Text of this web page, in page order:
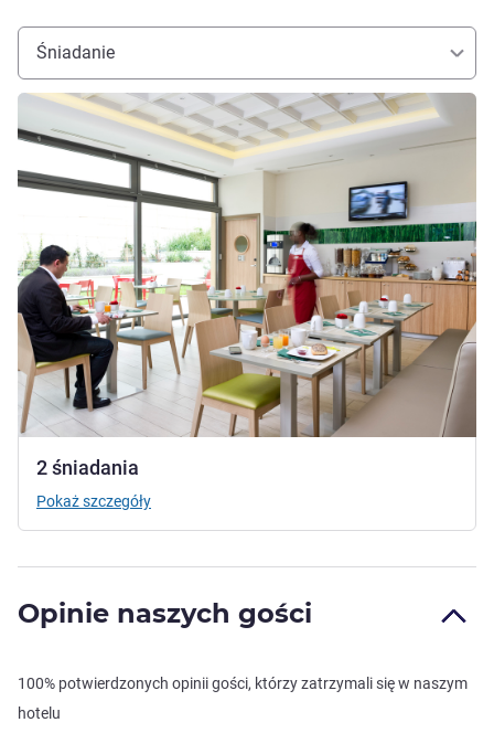
Śniadanie
2 śniadania
Pokaż szczegóły
Pokaż szczegóły
Opinie naszych gości
100% potwierdzonych opinii gości, którzy zatrzymali się w naszym
hotelu